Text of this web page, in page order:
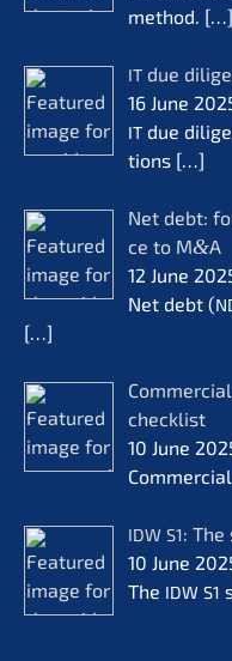
method. […]
IT due
16 June
IT due
tions […]
Net debt:
ce to M&A
12 June
Net debt (
[…]
check­list
10 June
IDW S1:
10 June
The IDW S1